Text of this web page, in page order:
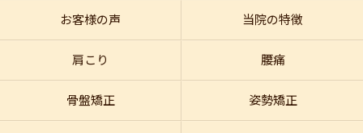
お客様の声 当院の特徴
肩こり 腰痛
骨盤矯正 姿勢矯正